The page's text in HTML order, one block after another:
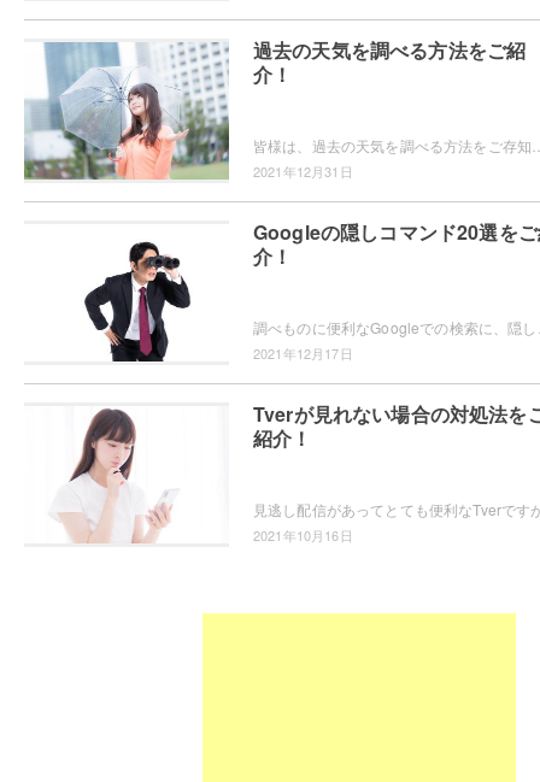
過去の天気を調べる方法をご紹
介！
2021年12月31日
Googleの隠しコマンド20選を
介！
2021年12月17日
Tverが見れない場合の対処法を
紹介！
2021年10月16日